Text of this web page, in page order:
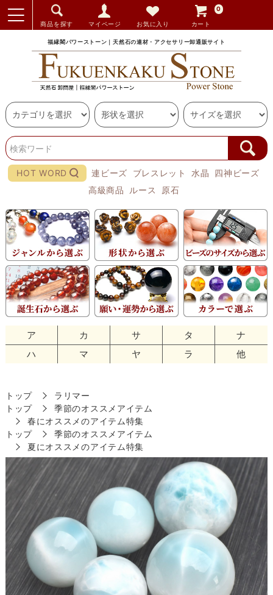
商品を探す マイページ お気に入り カート
0
福縁閣パワーストーン｜天然石の連材・アクセサリー卸通販サイト
HOT WORD 連ビーズ ブレスレット 水晶
四神ビーズ
高級商品
ルース 原石
ア カ サ タ
ナ
ハ
マ ヤ ラ 他
トップ
ラリマー
トップ
季節のオススメアイテム
春にオススメのアイテム特集
トップ
季節のオススメアイテム
夏にオススメのアイテム特集